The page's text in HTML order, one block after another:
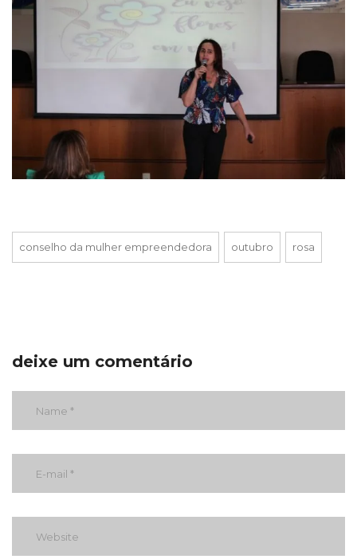
conselho da mulher empreendedora outubro rosa
deixe um comentário